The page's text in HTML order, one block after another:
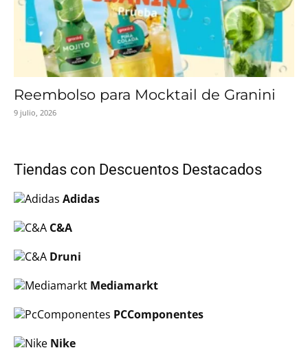
Reembolso para Mocktail de Granini
9 julio, 2026
Tiendas con Descuentos Destacados
Adidas
C&A
Druni
Mediamarkt
PCComponentes
Nike